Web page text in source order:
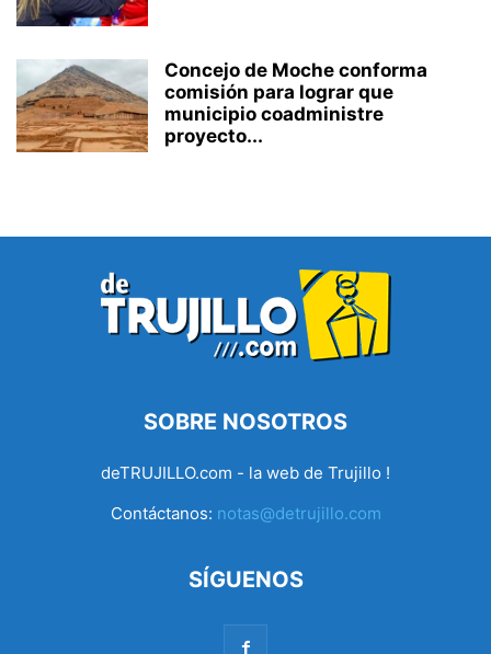
Concejo de Moche conforma
comisión para lograr que
municipio coadministre
proyecto...
SOBRE NOSOTROS
deTRUJILLO.com - la web de Trujillo !
Contáctanos: notas@detrujillo.com
SÍGUENOS